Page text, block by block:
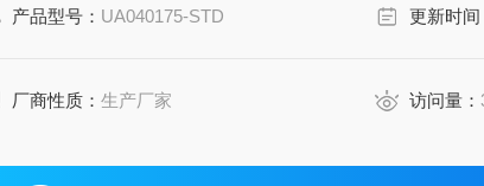
产品型号： UA040175-STD 更新时间
厂商性质：生产厂家 访问量：